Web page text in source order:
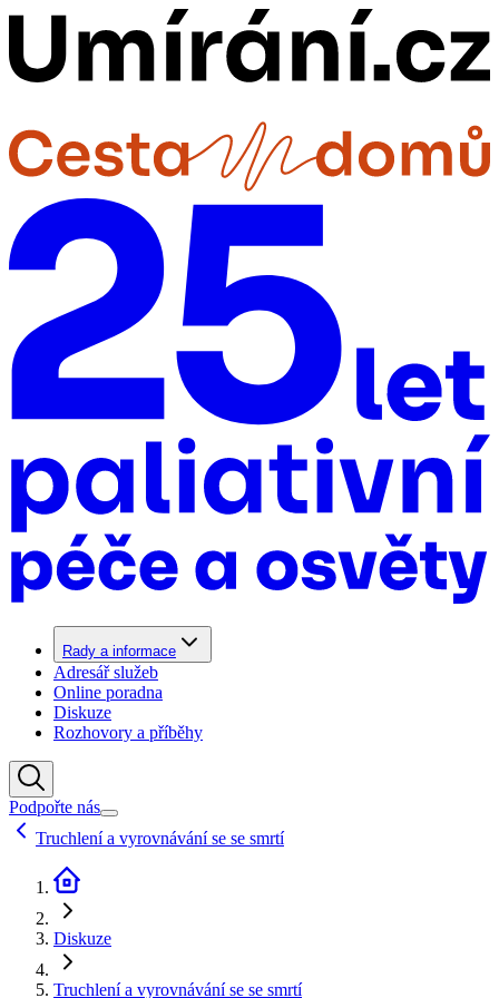
Rady a informace
Adresář služeb
Online poradna
Diskuze
Rozhovory a příběhy
Podpořte nás
Truchlení a vyrovnávání se se smrtí
Diskuze
Truchlení a vyrovnávání se se smrtí